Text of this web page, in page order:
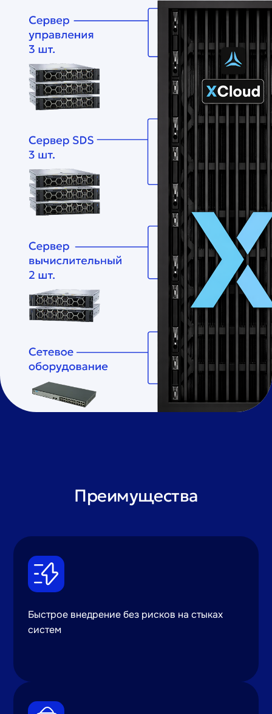
Преимущества
Быстрое внедрение без рисков на стыках
систем